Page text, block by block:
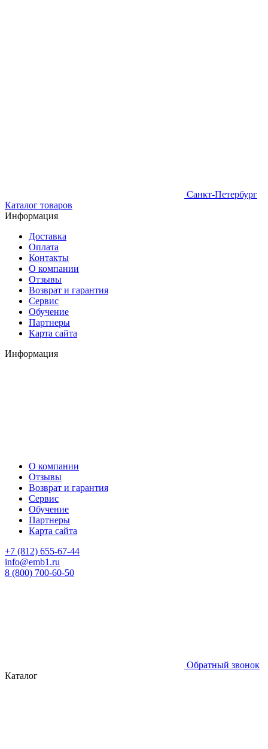
Санкт-Петербург
Каталог товаров
Информация
Доставка
Оплата
Контакты
О компании
Отзывы
Возврат и гарантия
Сервис
Обучение
Партнеры
Карта сайта
Информация
О компании
Отзывы
Возврат и гарантия
Сервис
Обучение
Партнеры
Карта сайта
+7 (812) 655-67-44
info@emb1.ru
8 (800) 700-60-50
Обратный звонок
Каталог